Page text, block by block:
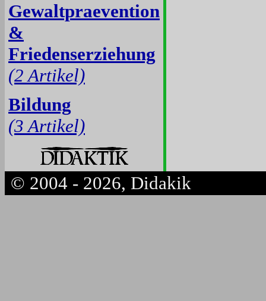
Gewaltpraevention
&
Friedenserziehung
(2 Artikel)
Bildung
(3 Artikel)
© 2004 - 2026, Didakik